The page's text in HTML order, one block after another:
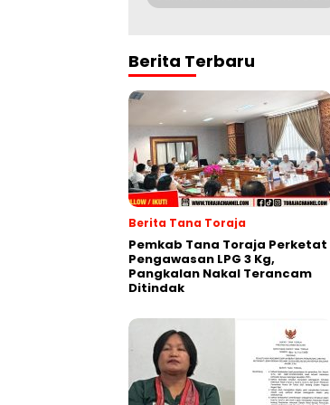
Berita Terbaru
Berita Tana Toraja
Pemkab Tana Toraja Perketat
Pengawasan LPG 3 Kg,
Pangkalan Nakal Terancam
Ditindak